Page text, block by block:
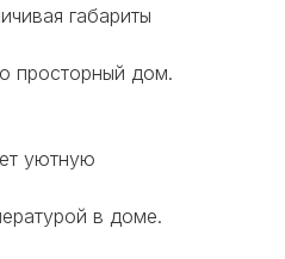
габариты
просторный дом.
уютную
в доме.